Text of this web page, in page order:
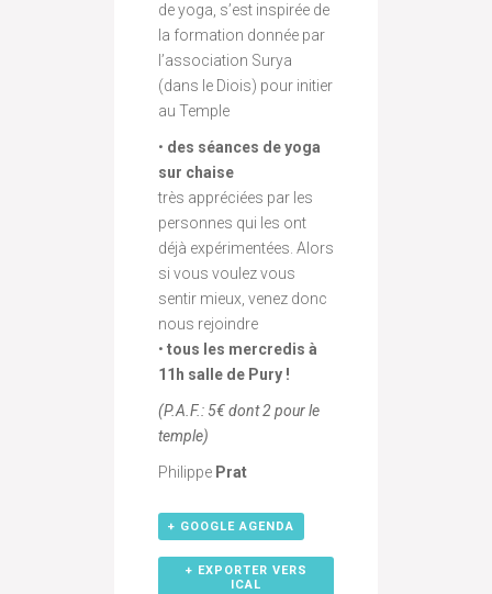
de yoga, s’est inspirée de
la formation donnée par
l’association Surya
(dans le Diois) pour initier
au Temple
• des séances de yoga
sur chaise
très appréciées par les
personnes qui les ont
déjà expérimentées. Alors
si vous voulez vous
sentir mieux, venez donc
nous rejoindre
• tous les mercredis à
11h salle de Pury !
(P.A.F.: 5€ dont 2 pour le
temple)
Philippe Prat
+ GOOGLE AGENDA
+ EXPORTER VERS
ICAL